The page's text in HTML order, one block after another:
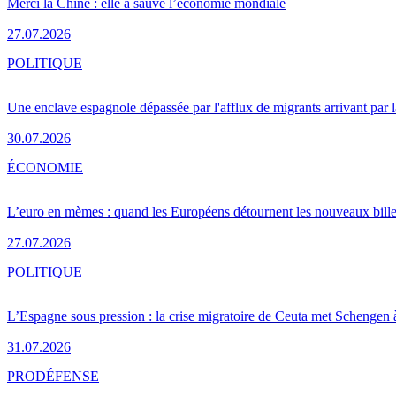
Merci la Chine : elle a sauvé l’économie mondiale
27.07.2026
Une enclave espagnole dépassée par l'afflux de migrants arrivant par
30.07.2026
POLITIQUE
L’euro en mèmes : quand les Européens détournent les nouveaux
27.07.2026
ÉCONOMIE
L’Espagne sous pression : la crise migratoire de Ceuta met Schengen
31.07.2026
POLITIQUE
PRODÉFENSE